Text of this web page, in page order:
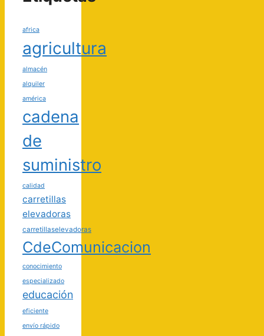
africa
agricultura
almacén
alquiler
américa
cadena
de
suministro
calidad
carretillas
elevadoras
carretillaselevadoras
CdeComunicacion
conocimiento
especializado
educación
eficiente
envío rápido